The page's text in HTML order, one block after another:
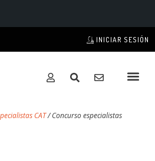
INICIAR SESIÓN
CAT/Concurso especialistas